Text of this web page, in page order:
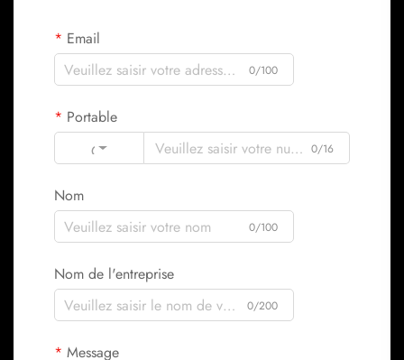
Email
0/100
Portable
Code
0/16
Nom
0/100
Nom de l'entreprise
0/200
Message